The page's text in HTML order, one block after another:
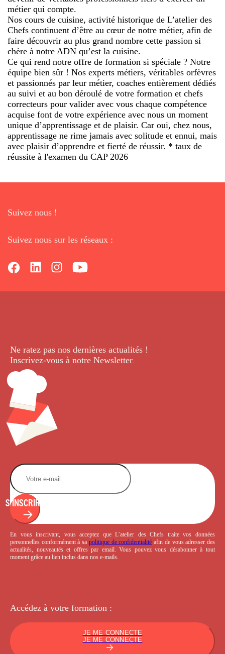
métier qui compte.
Nos cours de cuisine, activité historique de L’atelier des
Chefs continuent d’être au cœur de notre métier, afin de
faire découvrir au plus grand nombre cette passion si
chère à notre ADN qu’est la cuisine.
Ce qui rend notre offre de formation si spéciale ? Notre
équipe bien sûr ! Nos experts métiers, véritables orfèvres
et passionnés par leur métier, coaches entièrement dédiés
au suivi et au bon déroulé de votre formation et chefs
correcteurs pour valider avec vous chaque compétence
acquise font de votre expérience avec nous un moment
unique d’apprentissage et de plaisir. Car oui, chez nous,
apprentissage ne rime jamais avec solitude et ennui, mais
avec plaisir d’apprendre et fierté de réussir. * taux de
réussite à l'examen du CAP 2026
Suivez nous !
Suivez nous sur les réseaux :
Ne ratez pas nos dernières actualités !
Inscrivez-vous à notre Newsletter.
S'INSCRIRE
En vous inscrivant, vous acceptez que L’atelier des Chefs traite vos données
personnelles conformément à sa politique de confidentialité afin de vous adresser des
actualités, nouveautés et offres par email. Vous pouvez vous désabonner à tout
moment grâce au lien inclus dans nos e-mails.
Accédez à votre formation :
JE ME CONNECTE
JE ME CONNECTE